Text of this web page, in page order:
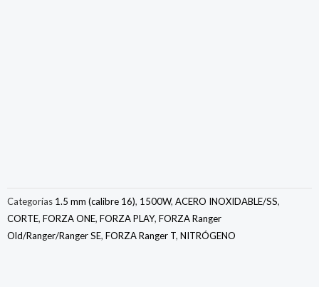
Categorías 1.5 mm (calibre 16), 1500W, ACERO INOXIDABLE/SS,
CORTE, FORZA ONE, FORZA PLAY, FORZA Ranger
Old/Ranger/Ranger SE, FORZA Ranger T, NITRÓGENO